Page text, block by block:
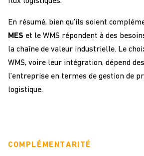
En résumé, bien qu’ils soient
MES et le WMS répondent à des
la chaîne de valeur industrielle. Le choix
WMS, voire leur intégration, dépend
l’entreprise en termes de gestion de
logistique.
COMPLÉMENTARITÉ